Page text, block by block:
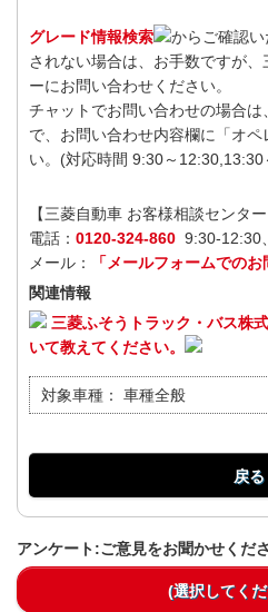
グレード情報検索
からご確認
されない場合は、お手数ですが
ーにお問い合わせください。
チャットでお問い合わせの場合
で、お問い合わせ内容欄に「オ
い。(対応時間 9:30～
【三菱自動車 お客様相談センター
電話： 0120-324-860 9:30-12:30
メール：
「メールフォームでのお
関連情報
三菱ふそうトラック・バス株
いて教えてください。
対象車種： 車種全般
戻る
アンケート:ご意見をお聞かせくだ
(選択してく